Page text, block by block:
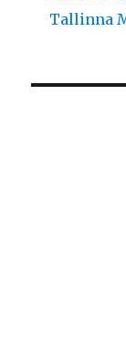
Tallinna